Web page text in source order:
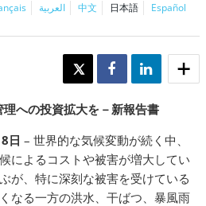
العربية 中文 日本語 Español
TWEET SHARE SHARE
への投資拡大を－新報告書
日 – 世界的な気候変動が続く中、
によるコストや被害が増大してい
が、特に深刻な被害を受けている
なる一方の洪水、干ばつ、暴風雨